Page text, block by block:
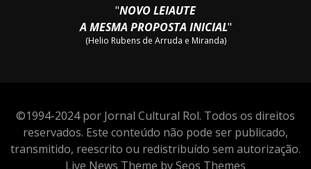
"NOVO LEIAUTE
A MESMA PROPOSTA INICIAL"
(Helio Rubens de Arruda e Miranda)
©1994-2024 por Jornal Cultural Rol. Todos os direitos
reservados. Este conteúdo não pode ser publicado,
transmitido, reescrito ou redistribuído sem autorização.
Live News Theme by Seos Themes